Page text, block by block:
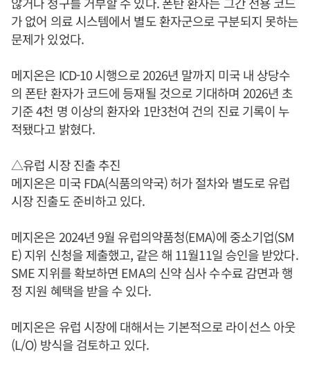
가 없어 의료 시스템에서 별도 환자군으로 구분되지 못하는
문제가 있었다.
메지온은 ICD-10 시행으로 2026년 말까지 미국 내 상당수
의 폰탄 환자가 코드에 등재될 것으로 기대하며 2026년 초
기준 4천 명 이상의 환자와 1만3천여 건의 진료 기록이 누
적됐다고 밝혔다.
△유럽 시장 진출 추진
메지온은 미국 FDA(식품의약국) 허가 절차와 별도로 유럽
시장 진출도 준비하고 있다.
메지온은 2024년 9월 유럽의약품청(EMA)에 중소기업(SM
E) 지위 신청을 제출했고, 같은 해 11월11일 승인을 받았다.
SME 지위를 확보하면 EMA의 신약 심사 수수료 감면과 행
정 지원 혜택을 받을 수 있다.
메지온은 유럽 시장에 대해서는 기본적으로 라이선스 아웃
(L/O) 방식을 검토하고 있다.